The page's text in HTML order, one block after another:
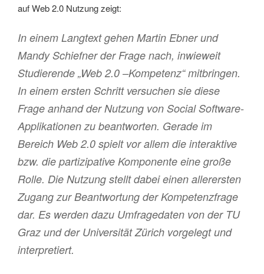
auf Web 2.0 Nutzung zeigt:
In einem Langtext gehen Martin Ebner und
Mandy Schiefner der Frage nach, inwieweit
Studierende „Web 2.0 –Kompetenz“ mitbringen.
In einem ersten Schritt versuchen sie diese
Frage anhand der Nutzung von Social Software-
Applikationen zu beantworten. Gerade im
Bereich Web 2.0 spielt vor allem die interaktive
bzw. die partizipative Komponente eine große
Rolle. Die Nutzung stellt dabei einen allerersten
Zugang zur Beantwortung der Kompetenzfrage
dar. Es werden dazu Umfragedaten von der TU
Graz und der Universität Zürich vorgelegt und
interpretiert.